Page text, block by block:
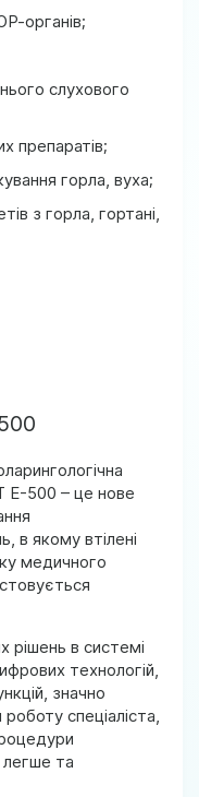
органів;
слухового
препаратів;
горла, вуха;
з горла, гортані,
E-500 – це нове
в якому втілені
медичного
рішень в системі
технологій,
значно
спеціаліста,
легше та